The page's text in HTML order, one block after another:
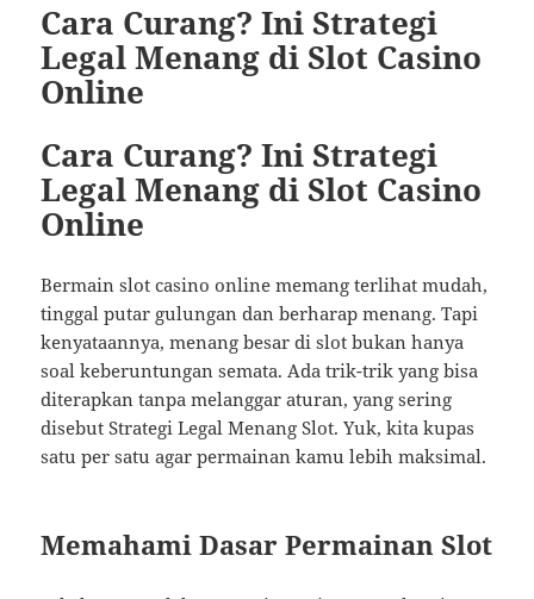
Cara Curang? Ini Strategi
Legal Menang di Slot Casino
Online
Cara Curang? Ini Strategi
Legal Menang di Slot Casino
Online
Bermain slot casino online memang terlihat mudah,
tinggal putar gulungan dan berharap menang. Tapi
kenyataannya, menang besar di slot bukan hanya
soal keberuntungan semata. Ada trik-trik yang bisa
diterapkan tanpa melanggar aturan, yang sering
disebut Strategi Legal Menang Slot. Yuk, kita kupas
satu per satu agar permainan kamu lebih maksimal.
Memahami Dasar Permainan Slot